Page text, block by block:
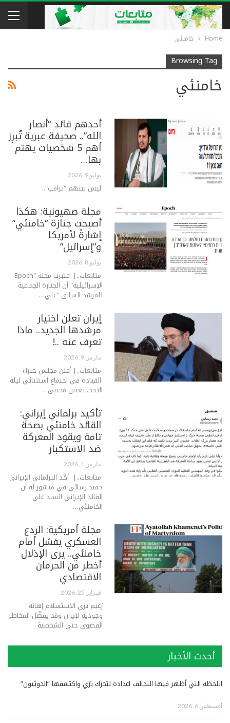
Home خامنئي
Browsing Tag
خامنئي
أحدهم قائد “أنصار
الله”.. صحيفة عبرية تُبرِز
أهم 5 شخصيات يهتم
بها…
يوليو 9, 2026
ليس بينهم "ترامب"..
مجلة صهيونية: هكذا
أصبحت جنازة “خامنئي”
إشارةً لأمريكا
و”إسرائيل”
يوليو 8, 2026
متابعات..| اعتبرت مجلة "Epoch
الإسرائيلية" أن الجنازة الجماعية
للمرشد السابق "علي…
إيران تعلن اختيار
مرشدها الجديد.. ماذا
تعرف عنه ..!
مارس 9, 2026
متابعات..| أعلن مجلس خبراء
القيادة في اجتماع استثنائي ليلة
الاحد، تعيين مجتبئ…
تأكيد برلماني إيراني:
القائد خامنئي بصحة
تامة ويقود المعركة
ضد الاستكبار
مارس 1, 2026
متابعات..| أكّـد البرلماني الإيراني
حميد رسائي في منشور له أن
القائد الإيراني السيد علي
الخامنئي…
مجلة أمريكية: الردع
العسكري يفشل أمام
خامنئي.. يرى الإذلال
أخطر من الحرمان
الاقتصادي
فبراير 25, 2026
زعيم يرى الاستسلام إهانة
وجودية لإيران وقد يفضّل المخاطر
القصوى حتى الشخصية
أحدث الأخبار
اللحظة التي أظهر فيها التحالف اعداده لتحرك برّي واكتشفها “الحوثيون”
أغسطس 6, 2026